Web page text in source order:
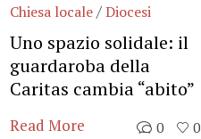
Chiesa locale/Diocesi
Uno spazio solidale: il
guardaroba della
Caritas cambia “abito”
0 0
Read More